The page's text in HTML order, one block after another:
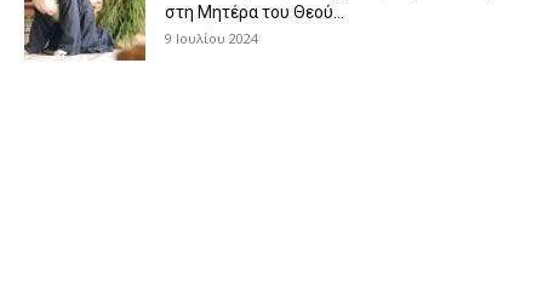
στη Μητέρα του Θεού...
9 Ιουλίου 2024